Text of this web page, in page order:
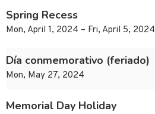
Spring Recess
Mon, April 1, 2024 – Fri, April 5, 2024
Día conmemorativo (feriado)
Mon, May 27, 2024
Memorial Day Holiday